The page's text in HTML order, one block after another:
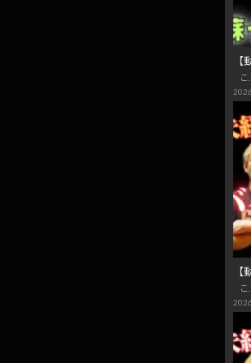
こ
こ